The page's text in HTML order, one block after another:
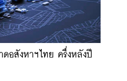
อสังหาฯไทย ครึ่งหลังปี